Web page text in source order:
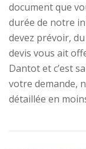
document que
durée de notre
devez prévoir,
devis vous ait
Dantot et c’est
votre demande,
détaillée en